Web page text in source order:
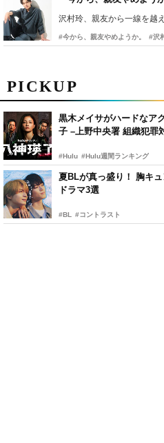
PICKUP
黒木メイサがハードなア
子 –上野中央署 組織犯罪
#Hulu #Hulu週間ランキング
夏BLが真っ盛り！ 胸キ
ドラマ3選
#BL #コントラスト
沢村玲、親友から一線を越
#今から、親友やめようか。 #沢